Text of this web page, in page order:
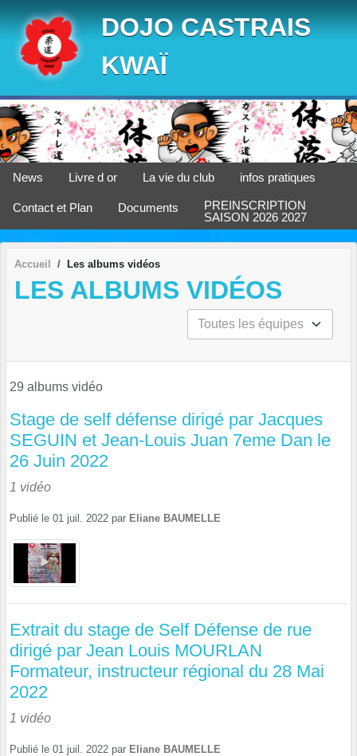
DOJO CASTRAIS
KWAÏ
News Livre d or La vie du club infos pratiques
Contact et Plan Documents
PREINSCRIPTION
SAISON 2026 2027
Accueil Les albums vidéos
LES ALBUMS VIDÉOS
29 albums vidéo
Stage de self défense dirigé par Jacques
SEGUIN et Jean-Louis Juan 7eme Dan le
26 Juin 2022
1 vidéo
Publié le 01 juil. 2022 par Eliane BAUMELLE
Extrait du stage de Self Défense de rue
dirigé par Jean Louis MOURLAN
Formateur, instructeur régional du 28 Mai
2022
1 vidéo
Publié le 01 juil. 2022 par Eliane BAUMELLE
Panneau de gestion des cookies